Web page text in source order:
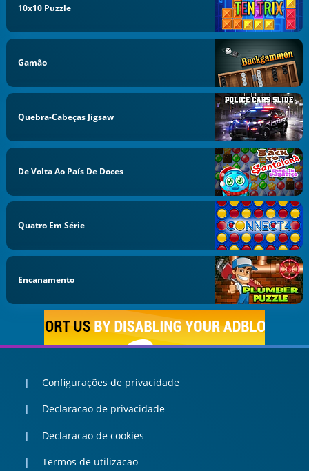
10x10 Puzzle
Gamão
Quebra-Cabeças Jigsaw
De Volta Ao País De Doces
Quatro Em Série
Encanamento
Configurações de privacidade
Declaracao de privacidade
Declaracao de cookies
Termos de utilizacao